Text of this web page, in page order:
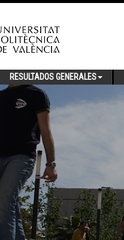
RESULTADOS GENERALES